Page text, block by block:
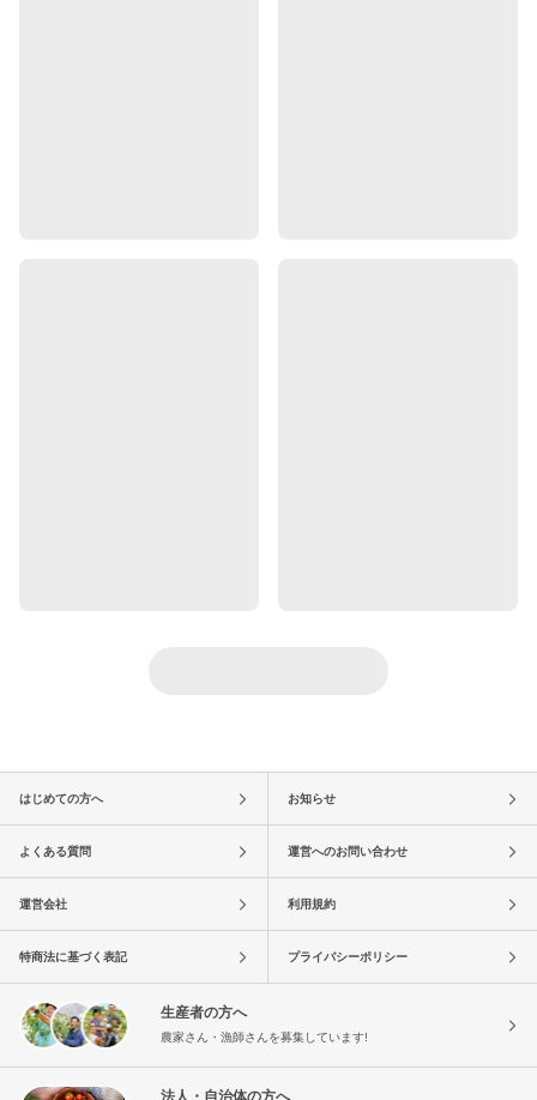
はじめての方へ お知らせ
よくある質問 運営へのお問い合わせ
運営会社 利用規約
特商法に基づく表記 プライバシーポリシー
生産者の方へ
農家さん・漁師さんを募集しています!
法人・自治体の方へ